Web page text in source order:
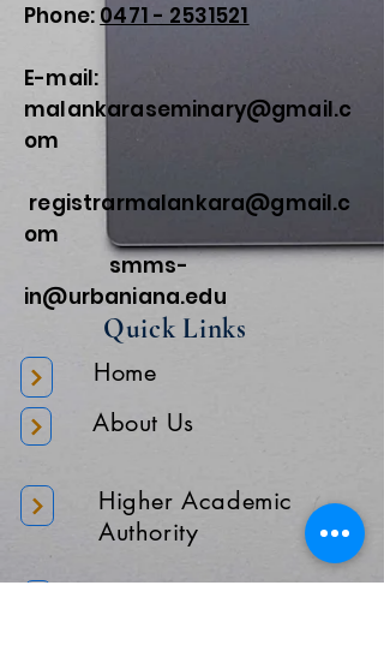
Phone: 0471 - 2531521
E-mail:
malankaraseminary@gmail.c
om
registrarmalankara@gmail.c
om
smms-
in@urbaniana.edu
Quick Links
Home
About Us
Higher Academic
Authority